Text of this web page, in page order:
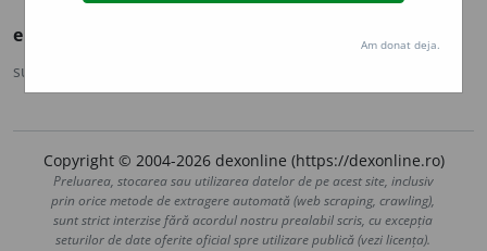
er RIF
sursa:
Copyright © 2004-2026 dexonline (https://dexonline.ro)
Preluarea, stocarea sau utilizarea datelor de pe acest site, inclusiv
prin orice metode de extragere automată (web scraping, crawling),
sunt strict interzise fără acordul nostru prealabil scris, cu excepția
seturilor de date oferite oficial spre utilizare publică (vezi licența).
Am donat deja.